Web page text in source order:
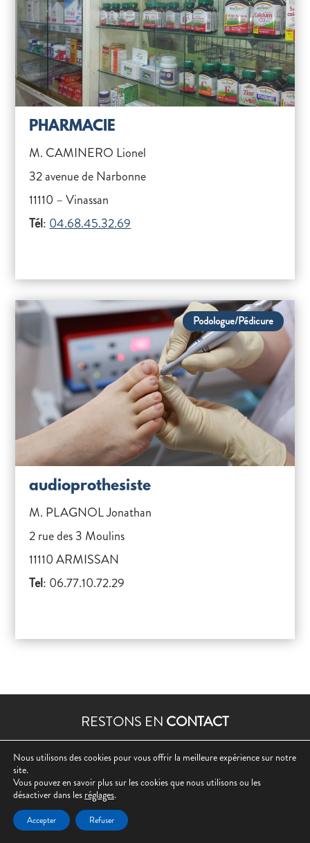
PHARMACIE
M. CAMINERO Lionel
32 avenue de Narbonne
11110 – Vinassan
Tél: 04.68.45.32.69
Podologue/Pédicure
audioprothesiste
M. PLAGNOL Jonathan
2 rue des 3 Moulins
11110 ARMISSAN
Tel: 06.77.10.72.29
RESTONS EN CONTACT

Nous utilisons des cookies pour vous offrir la meilleure expérience sur notre
site.
Vous pouvez en savoir plus sur les cookies que nous utilisons ou les
désactiver dans les réglages.
Accepter Refuser